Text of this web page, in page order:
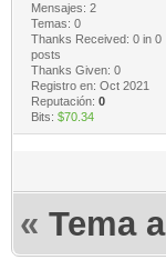
Mensajes: 2
Temas: 0
Thanks Received: 0in 0
posts
Thanks Given: 0
Registro en: Oct 2021
Reputación: 0
Bits: $70.34
« Tema